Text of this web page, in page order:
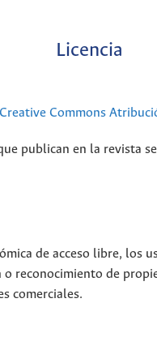
Licencia
Creative Commons
publican en la revista
de acceso libre, los
reconocimiento de
comerciales.